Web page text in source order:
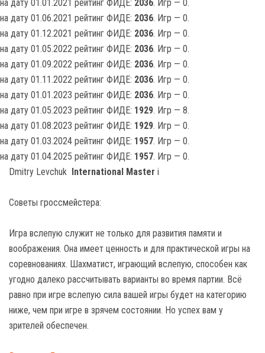
на дату 01.01.2021 рейтинг ФИДЕ: 2036. Игр — 0.
на дату 01.06.2021 рейтинг ФИДЕ: 2036. Игр — 0.
на дату 01.12.2021 рейтинг ФИДЕ: 2036. Игр — 0.
на дату 01.05.2022 рейтинг ФИДЕ: 2036. Игр — 0.
на дату 01.09.2022 рейтинг ФИДЕ: 2036. Игр — 0.
на дату 01.11.2022 рейтинг ФИДЕ: 2036. Игр — 0.
на дату 01.01.2023 рейтинг ФИДЕ: 2036. Игр — 0.
на дату 01.05.2023 рейтинг ФИДЕ: 1929. Игр — 8.
на дату 01.08.2023 рейтинг ФИДЕ: 1929. Игр — 0.
на дату 01.03.2024 рейтинг ФИДЕ: 1957. Игр — 0.
на дату 01.04.2025 рейтинг ФИДЕ: 1957. Игр — 0.
Dmitry Levchuk International Master i
Советы гроссмейстера:
Игра вслепую служит не только для развития памяти и
воображения. Она имеет ценность и для практической игры на
соревнованиях. Шахматист, играющий вслепую, способен как
угодно далеко рассчитывать варианты во время партии. Всё
равно при игре вслепую сила вашей игры будет на категорию
ниже, чем при игре в зрячем состоянии. Но успех вам у
зрителей обеспечен.